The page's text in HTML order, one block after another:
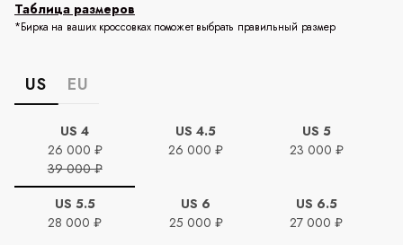
Таблица размеров
*Бирка на ваших кроссовках поможет выбрать правильный размер
US EU
US 4
26 000 ₽
39 000 ₽
US 4.5
26 000 ₽
US 5
23 000 ₽
US 5.5
28 000 ₽
US 6
25 000 ₽
US 6.5
27 000 ₽